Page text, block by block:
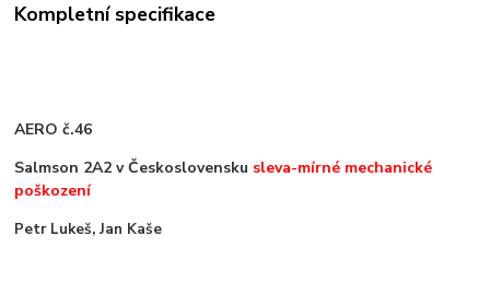
Kompletní specifikace
AERO č.46
Salmson 2A2 v Československu sleva-mírné mechanické
poškození
Petr Lukeš, Jan Kaše